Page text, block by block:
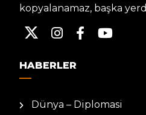
kopyalanamaz, başka
HABERLER
Dünya – Diplomasi